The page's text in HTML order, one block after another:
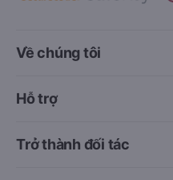
Về chúng tôi
Hỗ trợ
Trở thành đối tác